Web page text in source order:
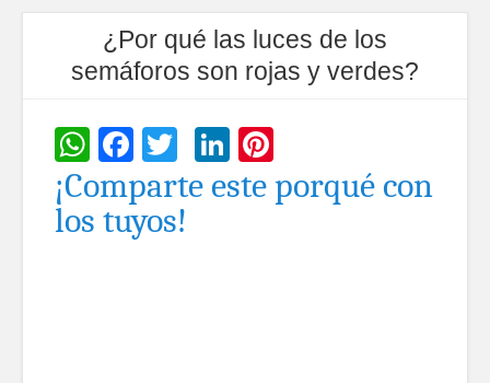
¿Por qué las luces de los
semáforos son rojas y verdes?
WhatsApp
Facebook
TwitterLinkedIn
¡Comparte este porqué con
los tuyos!